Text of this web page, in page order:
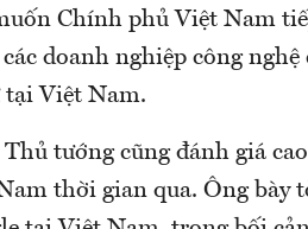
Chính phủ Việt Nam
doanh nghiệp công
tại Việt Nam.
tướng cũng đánh giá
thời gian qua. Ông bày